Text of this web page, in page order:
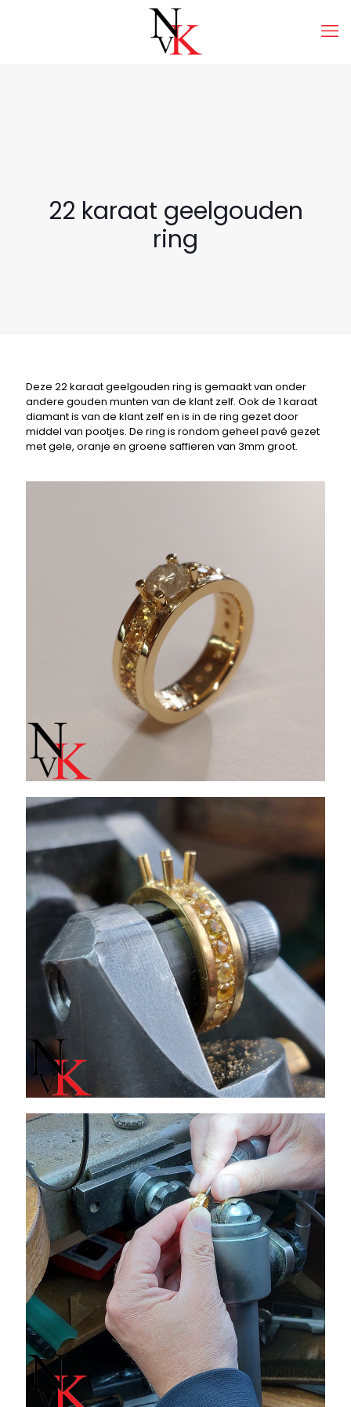
22 karaat geelgouden
ring
Deze 22 karaat geelgouden ring is gemaakt van onder
andere gouden munten van de klant zelf. Ook de 1 karaat
diamant is van de klant zelf en is in de ring gezet door
middel van pootjes. De ring is rondom geheel pavé gezet
met gele, oranje en groene saffieren van 3mm groot.